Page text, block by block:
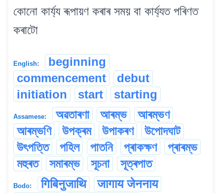
কোনো কাৰ্য্য ৰূপায়ণ কৰাৰ সময় বা কাৰ্য্যত পৰিণত
কৰাটো
English:
beginning
commencement
debut
initiation
start starting
Assamese: অৱতাৰণা আৰম্ভ
আৰম্ভণ
আৰম্ভণি
উপক্ৰম উপাকৰণ
উপোদঘাট
উৎপত্তি
পহিল পাতনি প্ৰাকক্ষণ
প্ৰাৰম্ভ
মহুৰত
সমাৰম্ভ সূচনা সূত্ৰপাত
Bodo: गिबिनुजाथि
जागाय जेननाय